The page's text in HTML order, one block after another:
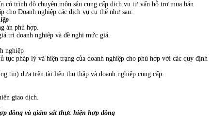
có trình độ chuyên môn sâu cung cấp dịch vụ tư vấn hỗ trợ mua bán
cho Doanh nghiệp các dịch vụ cụ thể như sau:
án phù hợp.
trị doanh nghiệp và đề nghị mức giá.
nghiệp
tục pháp lý và hiện trạng của doanh nghiệp cho phù hợp với các quy định
tin) dựa trên tài liệu thu thập và doanh nghiệp cung cấp.
giao dịch.
đồng và giám sát thực hiện hợp đồng